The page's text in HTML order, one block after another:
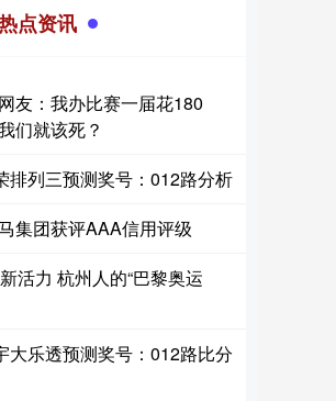
点资讯
友：我办比赛一届花180
们就该死？
排列三预测奖号：012路分析
集团获评AAA信用评级
活力 杭州人的“巴黎奥运
大乐透预测奖号：012路比分